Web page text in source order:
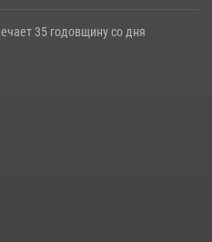
35 годовщину со дня